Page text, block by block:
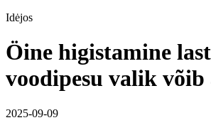
Idėjos
Öine higistamine
voodipesu valik võib
2025-09-09